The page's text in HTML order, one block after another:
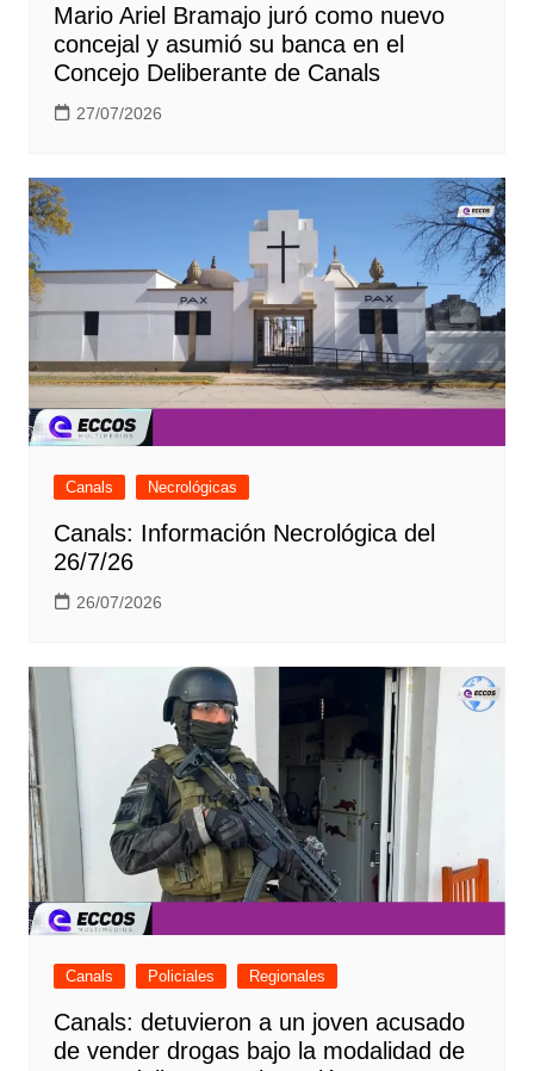
Mario Ariel Bramajo juró como nuevo
concejal y asumió su banca en el
Concejo Deliberante de Canals
27/07/2026
Canals Necrológicas
Canals: Información Necrológica del
26/7/26
26/07/2026
Canals Policiales Regionales
Canals: detuvieron a un joven acusado
de vender drogas bajo la modalidad de